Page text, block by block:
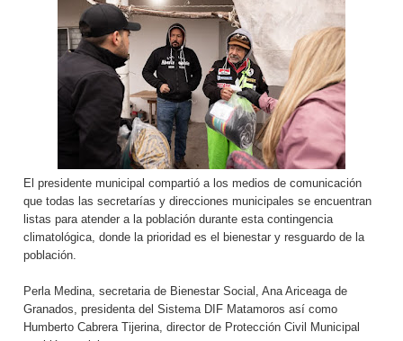
El presidente municipal compartió a los medios de comunicación
que todas las secretarías y direcciones municipales se encuentran
listas para atender a la población durante esta contingencia
climatológica, donde la prioridad es el bienestar y resguardo de la
población.
Perla Medina, secretaria de Bienestar Social, Ana Ariceaga de
Granados, presidenta del Sistema DIF Matamoros así como
Humberto Cabrera Tijerina, director de Protección Civil Municipal